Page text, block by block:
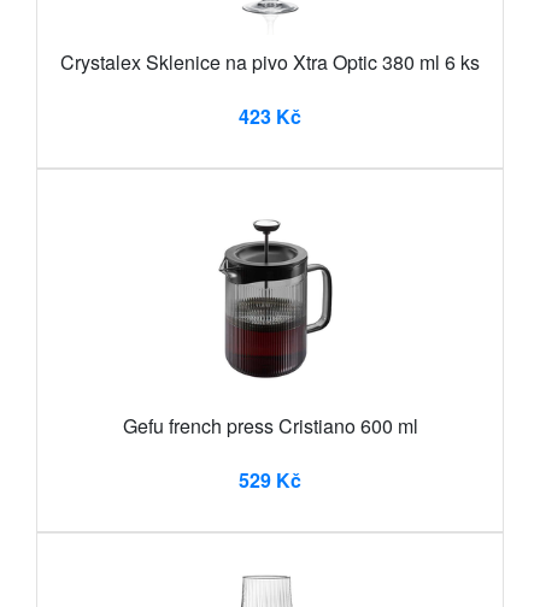
Crystalex Sklenice na pivo Xtra Optic 380 ml 6 ks
423 Kč
Gefu french press Cristiano 600 ml
529 Kč